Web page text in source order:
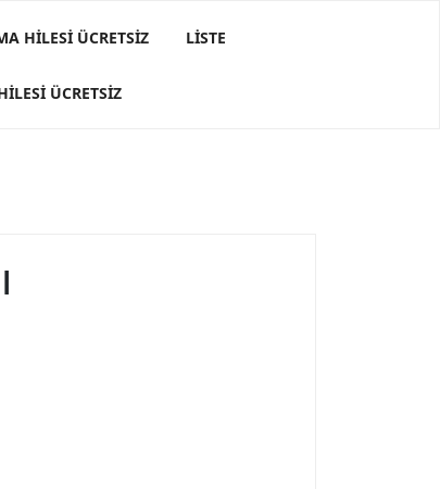
HILESI ÜCRETSIZ LISTE
ÜCRETSIZ